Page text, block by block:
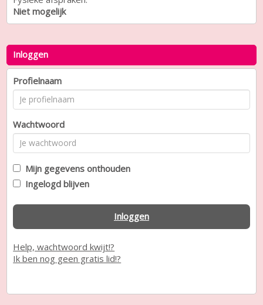
Niet mogelijk
Inloggen
Profielnaam
Wachtwoord
Mijn gegevens onthouden
Ingelogd blijven
Inloggen
Help, wachtwoord kwijt!?
Ik ben nog geen gratis lid!?